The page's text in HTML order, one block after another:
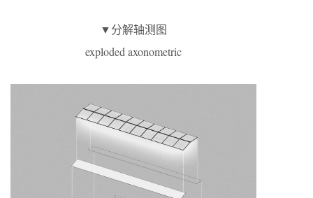
▼分解轴测图
exploded axonometric